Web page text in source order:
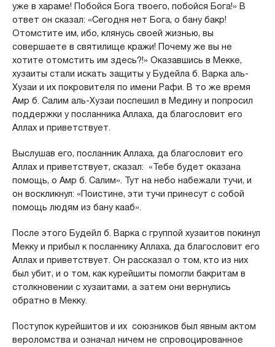
уже в хараме! Побойся Бога твоего, побойся Бога!» В
ответ он сказал: «Сегодня нет Бога, о бану бакр!
Отомстите им, ибо, клянусь своей жизнью, вы
совершаете в святилище кражи! Почему же вы не
хотите отомстить им здесь?!» Оказавшись в Мекке,
хузаиты стали искать защиты у Будейла б. Варка аль-
Хузаи и их покровителя по имени Рафи. В то же время
Амр б. Салим аль-Хузаи поспешил в Медину и попросил
поддержки у посланника Аллаха, да благословит его
Аллах и приветствует.
Выслушав его, посланник Аллаха, да благословит его
Аллах и приветствует, сказал: «Тебе будет оказана
помощь, о Амр б. Салим». Тут на небо набежали тучи, и
он воскликнул: «Поистине, эти тучи принесут с собой
помощь людям из бану кааб».
После этого Будейл б. Варка с группой хузаитов покинул
Мекку и прибыл к посланнику Аллаха, да благословит его
Аллах и приветствует. Он рассказал о том, кто из них
был убит, и о том, как курейшиты помогли бакритам в
столкновении с хузаитами, а затем они вернулись
обратно в Мекку.
Поступок курейшитов и их союзников был явным актом
вероломства и означал ничем не спровоцированное